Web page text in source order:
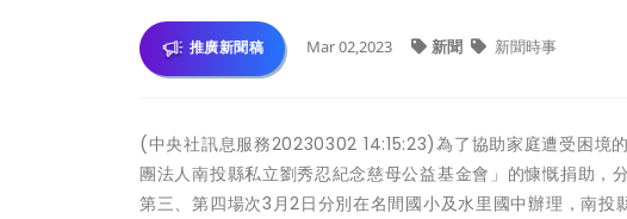
推廣新聞稿 Mar 02,2023 新聞 新聞時事
(中央社訊息服務20230302 14:15:23)為了協助家庭遭受困境
團法人南投縣私立劉秀忍紀念慈母公益基金會」的慷慨捐助，
第三、第四場次3月2日分別在名間國小及水里國中辦理，南